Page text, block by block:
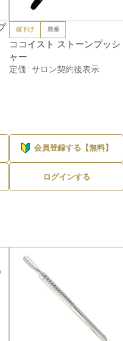
値下げ 廃番
ココイスト ストーンプッシ
ャー
定価 : サロン契約後表示
会員登録する【無料】
ログインする